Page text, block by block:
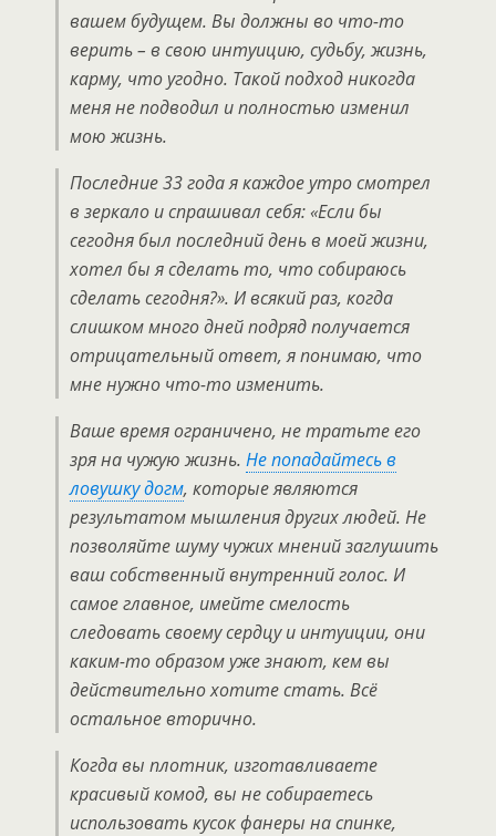
вашем будущем. Вы должны во что-то
верить – в свою интуицию, судьбу, жизнь,
карму, что угодно. Такой подход никогда
меня не подводил и полностью изменил
мою жизнь.
Последние 33 года я каждое утро смотрел
в зеркало и спрашивал себя: «Если бы
сегодня был последний день в моей жизни,
хотел бы я сделать то, что собираюсь
сделать сегодня?». И всякий раз, когда
слишком много дней подряд получается
отрицательный ответ, я понимаю, что
мне нужно что-то изменить.
Ваше время ограничено, не тратьте его
зря на чужую жизнь. Не попадайтесь в
ловушку догм, которые являются
результатом мышления других людей. Не
позволяйте шуму чужих мнений заглушить
ваш собственный внутренний голос. И
самое главное, имейте смелость
следовать своему сердцу и интуиции, они
каким-то образом уже знают, кем вы
действительно хотите стать. Всё
остальное вторично.
Когда вы плотник, изготавливаете
красивый комод, вы не собираетесь
использовать кусок фанеры на спинке,